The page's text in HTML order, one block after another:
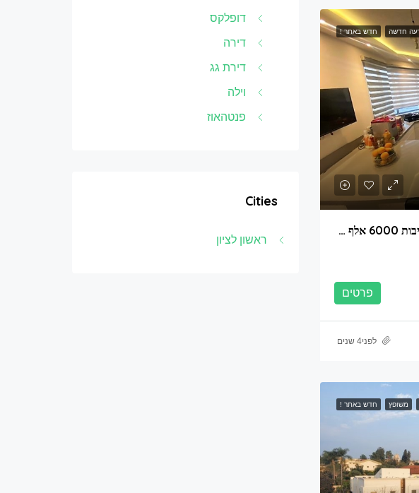
חדשה חדש באתר !
בית פרטי 4 מפלסים עם 2 יחידות מניבות 6000 אלף בחודש בנווה דקלים ראשון לציון
פרטים
לפני4 שנים
משופץ חדש באתר !
דופלקס
דירה
דירת גג
וילה
פנטהאוז
Cities
ראשון לציון